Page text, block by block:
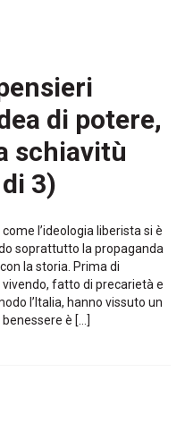
di potere,
schiavitù
3)
l’ideologia liberista si è
soprattutto la propaganda
la storia. Prima di
fatto di precarietà e
l’Italia, hanno vissuto un
è […]